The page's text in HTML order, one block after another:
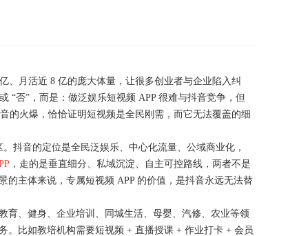
、月活近 8 亿的庞大体量，让很多创业者与企业陷入纠
“否”，而是：做泛娱乐短视频 APP 很难与抖音竞争，但
的火爆，恰恰证明短视频是全民刚需，而它无法覆盖的细
抖音的定位是全民泛娱乐、中心化流量、公域商业化，
，走的是垂直细分、私域沉淀、自主可控路线，两者不是
主体来说，专属短视频 APP 的价值，是抖音永远无法替
育、健身、企业培训、同城生活、母婴、汽修、农业等领
。比如教培机构需要短视频 + 直播授课 + 作业打卡 + 会员